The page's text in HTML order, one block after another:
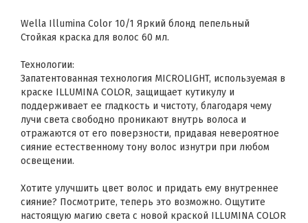
Wella Illumina Color 10/1 Яркий блонд пепельный
Стойкая краска для волос 60 мл.
Технологии:
Запатентованная технология MICROLIGHT, используемая в
краске ILLUMINA COLOR, защищает кутикулу и
поддерживает ее гладкость и чистоту, благодаря чему
лучи света свободно проникают внутрь волоса и
отражаются от его поверзности, придавая невероятное
сияние естественному тону волос изнутри при любом
освещении.
Хотите улучшить цвет волос и придать ему внутреннее
сияние? Посмотрите, теперь это возможно. Ощутите
настоящую магию света с новой краской ILLUMINA COLOR